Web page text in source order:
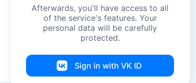
Afterwards, you'll have access to all
of the service's features. Your
personal data will be carefully
protected.
Sign in with VK ID